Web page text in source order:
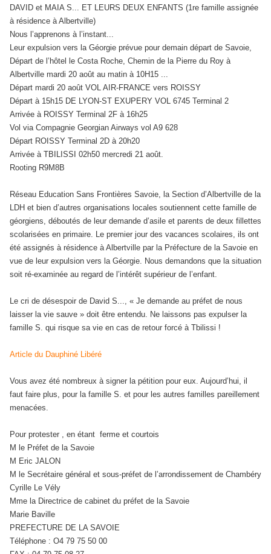
DAVID et MAIA S... ET LEURS DEUX ENFANTS (1re famille assignée
à résidence à Albertville)
Nous l’apprenons à l’instant...
Leur expulsion vers la Géorgie prévue pour demain départ de Savoie,
Départ de l’hôtel le Costa Roche, Chemin de la Pierre du Roy à
Albertville mardi 20 août au matin à 10H15 ...
Départ mardi 20 août VOL AIR-FRANCE vers ROISSY
Départ à 15h15 DE LYON-ST EXUPERY VOL 6745 Terminal 2
Arrivée à ROISSY Terminal 2F à 16h25
Vol via Compagnie Georgian Airways vol A9 628
Départ ROISSY Terminal 2D à 20h20
Arrivée à TBILISSI 02h50 mercredi 21 août.
Rooting R9M8B
Réseau Education Sans Frontières Savoie, la Section d’Albertville de la
LDH et bien d’autres organisations locales soutiennent cette famille de
géorgiens, déboutés de leur demande d’asile et parents de deux fillettes
scolarisées en primaire. Le premier jour des vacances scolaires, ils ont
été assignés à résidence à Albertville par la Préfecture de la Savoie en
vue de leur expulsion vers la Géorgie. Nous demandons que la situation
soit ré-examinée au regard de l’intérêt supérieur de l’enfant.
Le cri de désespoir de David S..., « Je demande au préfet de nous
laisser la vie sauve » doit être entendu. Ne laissons pas expulser la
famille S. qui risque sa vie en cas de retour forcé à Tbilissi !
Article du Dauphiné Libéré
Vous avez été nombreux à signer la pétition pour eux. Aujourd’hui, il
faut faire plus, pour la famille S. et pour les autres familles pareillement
menacées.
Pour protester , en étant ferme et courtois
M le Préfet de la Savoie
M Eric JALON
M le Secrétaire général et sous-préfet de l’arrondissement de Chambéry
Cyrille Le Vély
Mme la Directrice de cabinet du préfet de la Savoie
Marie Baville
PREFECTURE DE LA SAVOIE
Téléphone : O4 79 75 50 00